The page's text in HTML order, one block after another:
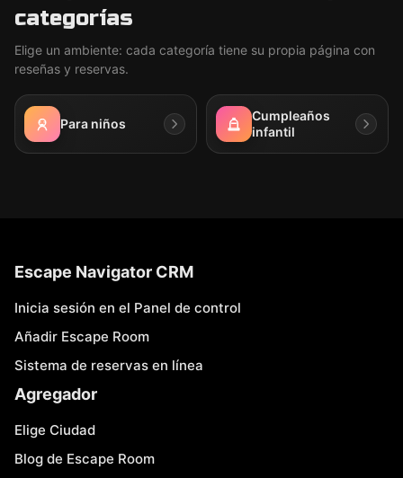
categorías
Elige un ambiente: cada categoría tiene su propia página con
reseñas y reservas.
Para niños
Cumpleaños
infantil
Escape Navigator CRM
Inicia sesión en el Panel de control
Añadir Escape Room
Sistema de reservas en línea
Agregador
Elige Ciudad
Blog de Escape Room